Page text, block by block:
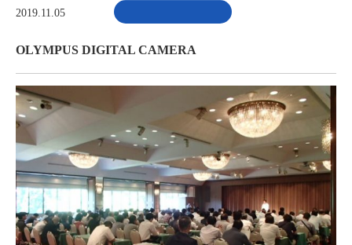
2019.11.05
OLYMPUS DIGITAL CAMERA